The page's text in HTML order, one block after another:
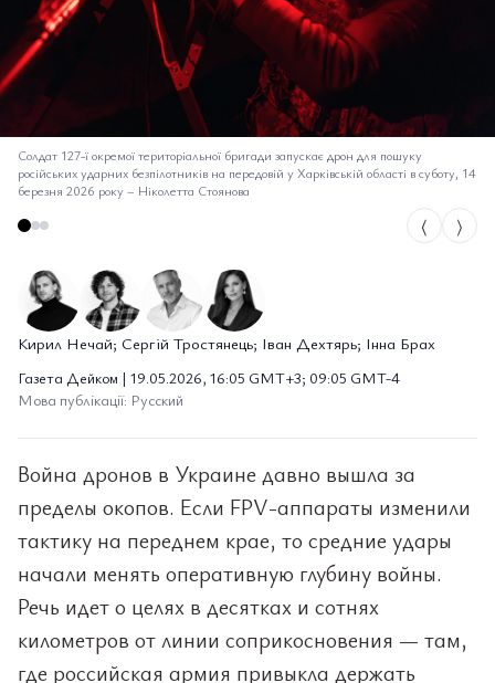
Солдат 127-ї окремої територіальної бригади запускає дрон для пошуку
російських ударних безпілотників на передовій у Харківській області в суботу, 14
березня 2026 року – Ніколетта Стоянова
⟨ ⟩
Кирил Нечай; Сергій Тростянець; Іван Дехтярь; Інна Брах
Газета Дейком | 19.05.2026, 16:05 GMT+3; 09:05 GMT-4
Мова публікації: Русский
Война дронов в Украине давно вышла за
пределы окопов. Если FPV-аппараты изменили
тактику на переднем крае, то средние удары
начали менять оперативную глубину войны.
Речь идет о целях в десятках и сотнях
километров от линии соприкосновения — там,
где российская армия привыкла держать